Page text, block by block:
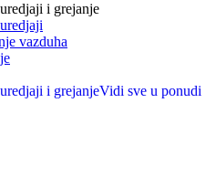
i grejanje
vazduha
i grejanjeVidi sve u ponudi